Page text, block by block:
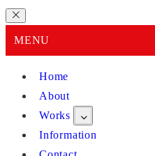
MENU
Home
About
Works
Information